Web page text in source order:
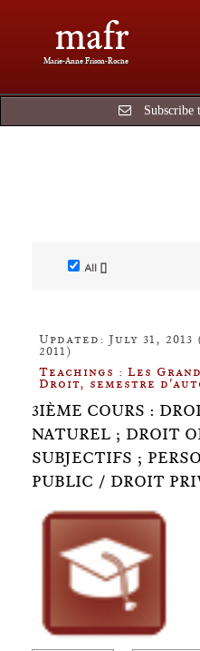
mafr
Marie-Anne Frison-Roche
Subscribe
All []
Updated: July 31,
2011)
Teachings : Les
Droit, semestre
3IÈME COURS :
NATUREL ; DROIT
SUBJECTIFS ;
PUBLIC / DROIT